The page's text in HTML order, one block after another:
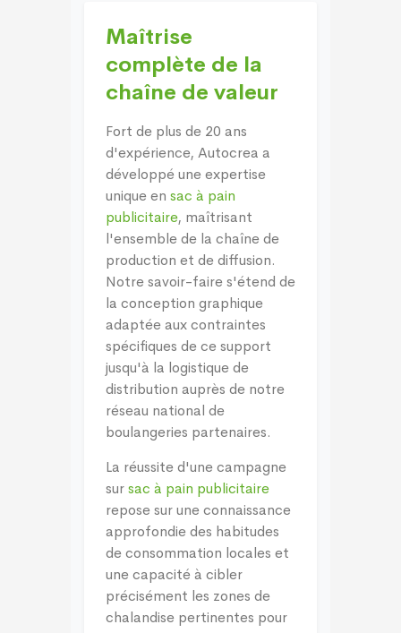
Maîtrise
complète de la
chaîne de valeur
Fort de plus de 20 ans
d'expérience, Autocrea a
développé une expertise
unique en sac à pain
publicitaire, maîtrisant
l'ensemble de la chaîne de
production et de diffusion.
Notre savoir-faire s'étend de
la conception graphique
adaptée aux contraintes
spécifiques de ce support
jusqu'à la logistique de
distribution auprès de notre
réseau national de
boulangeries partenaires.
La réussite d'une campagne
sursac à pain publicitaire
repose sur une connaissance
approfondie des habitudes
de consommation locales et
une capacité à cibler
précisément les zones de
chalandise pertinentes pour